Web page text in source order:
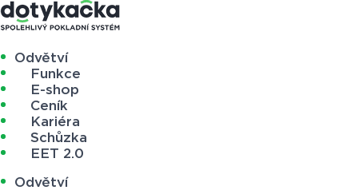
Odvětví
Funkce
E-shop
Ceník
Kariéra
Schůzka
EET 2.0
Odvětví